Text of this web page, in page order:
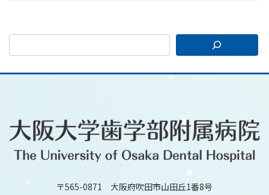
〒565-0871 大阪府吹田市山田丘1番8号